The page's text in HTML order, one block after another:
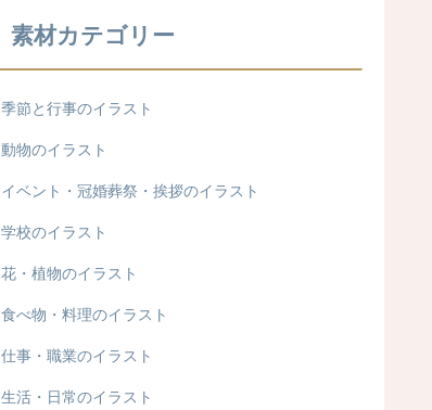
素材カテゴリー
季節と行事のイラスト
動物のイラスト
イベント・冠婚葬祭・挨拶のイラスト
学校のイラスト
花・植物のイラスト
食べ物・料理のイラスト
仕事・職業のイラスト
生活・日常のイラスト